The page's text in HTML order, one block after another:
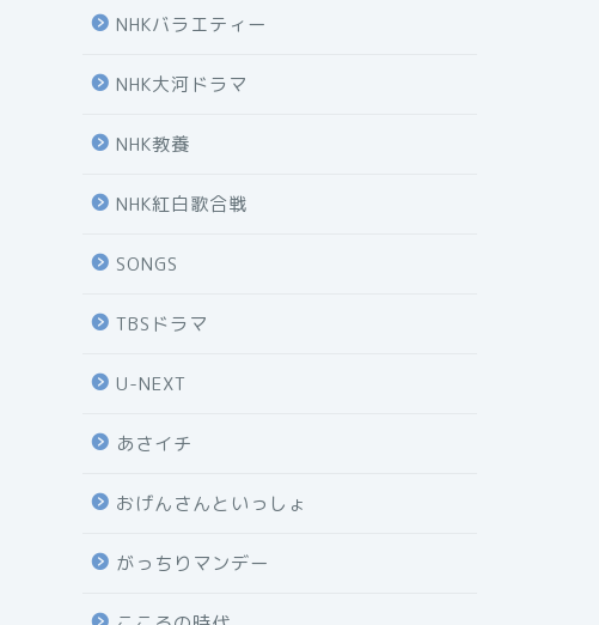
NHKバラエティー
NHK大河ドラマ
NHK教養
NHK紅白歌合戦
SONGS
TBSドラマ
U-NEXT
あさイチ
おげんさんといっしょ
がっちりマンデー